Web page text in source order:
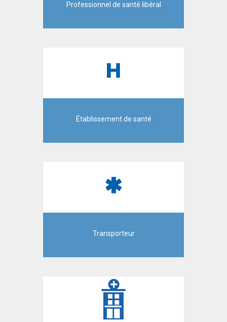
Professionnel de santé libéral
Établissement de santé
Transporteur